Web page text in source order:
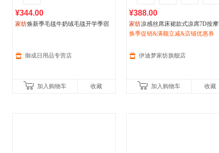
¥344.00
家纺焕新季毛毯牛奶绒毛毯开学季宿
御成日用品专营店
加入购物车 收藏
¥388.00
家纺凉感丝席床裙款式凉席7D按
豆冰感冷感凉感凉席夏凉席子
换季促销&满额立减&店铺优惠券
伊迪梦家纺旗舰店
加入购物车 收藏